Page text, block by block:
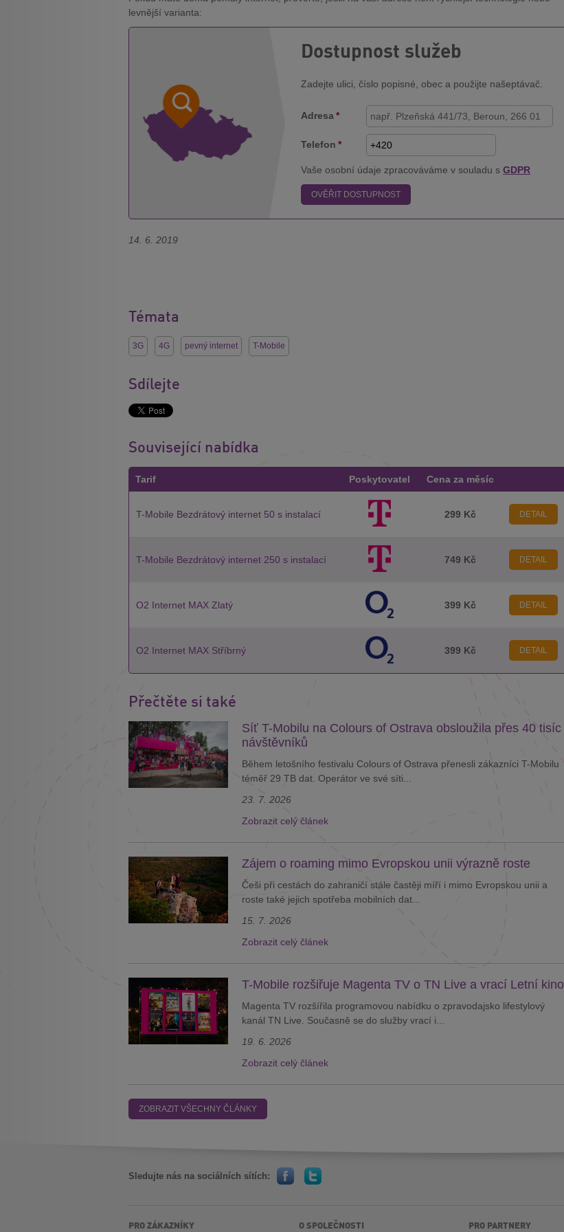
levnější varianta:
Dostupnost služeb
Zadejte ulici, číslo popisné, obec a použijte našeptávač.
Adresa *
Telefon *
Vaše osobní údaje zpracováváme v souladu s GDPR
OVĚŘIT DOSTUPNOST
14. 6. 2019
Témata
3G 4G pevný internet T-Mobile
Sdílejte
Související nabídka
Tarif Poskytovatel Cena za měsíc
T-Mobile Bezdrátový internet 50 s instalací 299 Kč DETAIL
T-Mobile Bezdrátový internet 250 s instalací 749 Kč DETAIL
O2 Internet MAX Zlatý 399 Kč DETAIL
O2 Internet MAX Stříbrný 399 Kč DETAIL
Přečtěte si také
Síť T-Mobilu na Colours of Ostrava obsloužila přes 40 tisíc
návštěvníků
Během letošního festivalu Colours of Ostrava přenesli zákazníci T-Mobilu
téměř 29 TB dat. Operátor ve své síti...
23. 7. 2026
Zobrazit celý článek
Zájem o roaming mimo Evropskou unii výrazně roste
Češi při cestách do zahraničí stále častěji míří i mimo Evropskou unii a
roste také jejich spotřeba mobilních dat...
15. 7. 2026
Zobrazit celý článek
T-Mobile rozšiřuje Magenta TV o TN Live a vrací Letní kino
Magenta TV rozšířila programovou nabídku o zpravodajsko lifestylový
kanál TN Live. Současně se do služby vrací i...
19. 6. 2026
Zobrazit celý článek
ZOBRAZIT VŠECHNY ČLÁNKY
Sledujte nás na sociálních sítích:
PRO ZÁKAZNÍKY O SPOLEČNOSTI PRO PARTNERY